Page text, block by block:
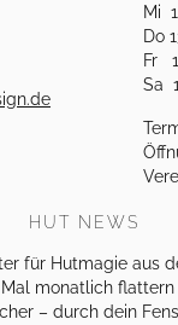
Mi
Do
Fr
Sa
HUT NEWS
für Hutmagie aus
Mal monatlich
– durch dein